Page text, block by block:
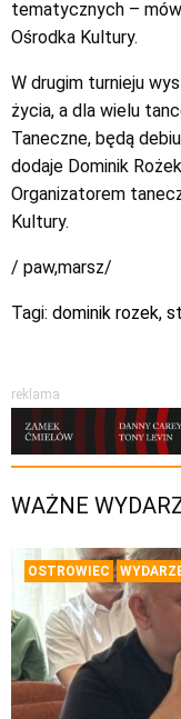
tematycznych –
Ośrodka Kultury.
W drugim turnieju
życia, a dla wielu
Taneczne, będą
dodaje Dominik
Organizatorem
Kultury.
/ paw,marsz/
Tagi: dominik rozek,
reklama
WAŻNE
OSTROWIEC